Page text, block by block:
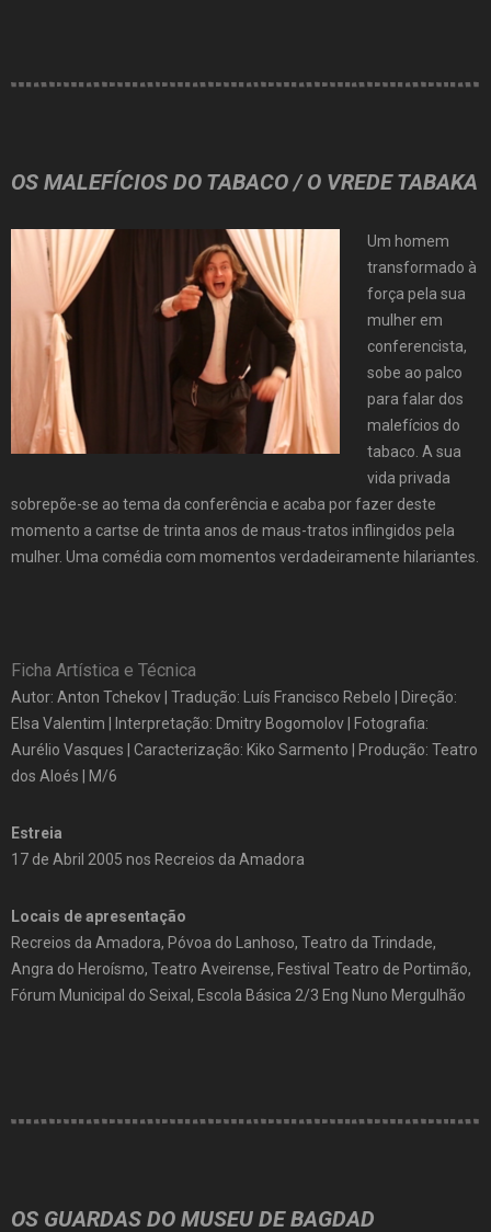
OS MALEFÍCIOS DO TABACO / O VREDE TABAKA
Um homem
transformado à
força pela sua
mulher em
conferencista,
sobe ao palco
para falar dos
malefícios do
tabaco. A sua
vida privada
sobrepõe-se ao tema da conferência e acaba por fazer deste
momento a cartse de trinta anos de maus-tratos inflingidos pela
mulher. Uma comédia com momentos verdadeiramente hilariantes.
Ficha Artística e Técnica
Autor: Anton Tchekov | Tradução: Luís Francisco Rebelo | Direção:
Elsa Valentim | Interpretação: Dmitry Bogomolov | Fotografia:
Aurélio Vasques | Caracterização: Kiko Sarmento | Produção: Teatro
dos Aloés | M/6
Estreia
17 de Abril 2005 nos Recreios da Amadora
Locais de apresentação
Recreios da Amadora, Póvoa do Lanhoso, Teatro da Trindade,
Angra do Heroísmo, Teatro Aveirense, Festival Teatro de Portimão,
Fórum Municipal do Seixal, Escola Básica 2/3 Eng Nuno Mergulhão
OS GUARDAS DO MUSEU DE BAGDAD